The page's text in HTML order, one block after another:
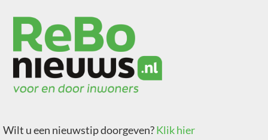
Wilt u een nieuwstip doorgeven?Klik hier